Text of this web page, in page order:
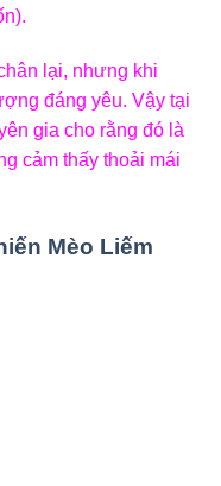
lại, nhưng khi
đáng yêu. Vậy tại
gia cho rằng đó là
cảm thấy thoải mái
Mèo Liếm